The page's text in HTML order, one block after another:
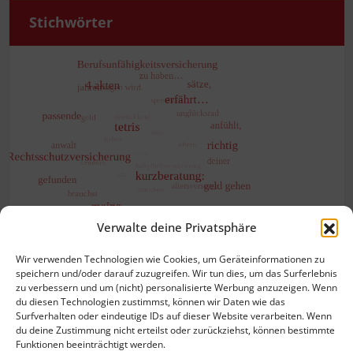
Verwalte deine Privatsphäre
Wir verwenden Technologien wie Cookies, um Geräteinformationen zu
speichern und/oder darauf zuzugreifen. Wir tun dies, um das Surferlebnis
zu verbessern und um (nicht) personalisierte Werbung anzuzeigen. Wenn
du diesen Technologien zustimmst, können wir Daten wie das
Surfverhalten oder eindeutige IDs auf dieser Website verarbeiten. Wenn
du deine Zustimmung nicht erteilst oder zurückziehst, können bestimmte
Funktionen beeinträchtigt werden.
Stich­wör­ter